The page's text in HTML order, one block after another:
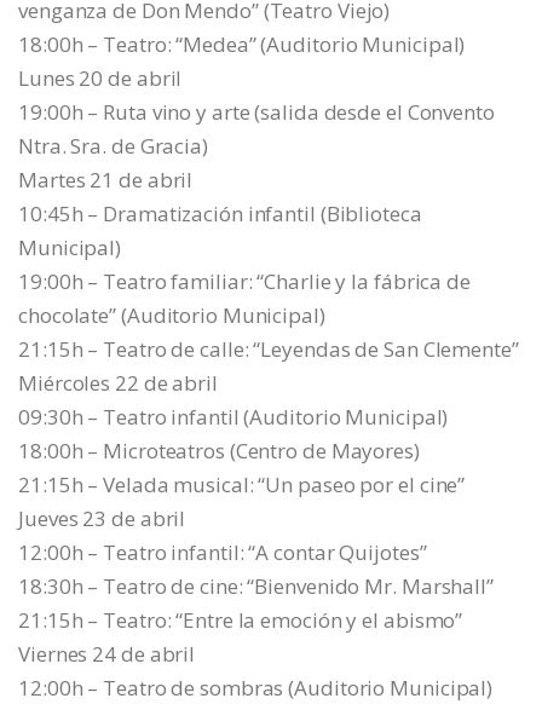
venganza de Don Mendo” (Teatro Viejo)
18:00h – Teatro: “Medea” (Auditorio Municipal)
Lunes 20 de abril
19:00h – Ruta vino y arte (salida desde el Convento
Ntra. Sra. de Gracia)
Martes 21 de abril
10:45h – Dramatización infantil (Biblioteca
Municipal)
19:00h – Teatro familiar: “Charlie y la fábrica de
chocolate” (Auditorio Municipal)
21:15h – Teatro de calle: “Leyendas de San Clemente”
Miércoles 22 de abril
09:30h – Teatro infantil (Auditorio Municipal)
18:00h – Microteatros (Centro de Mayores)
21:15h – Velada musical: “Un paseo por el cine”
Jueves 23 de abril
12:00h – Teatro infantil: “A contar Quijotes”
18:30h – Teatro de cine: “Bienvenido Mr. Marshall”
21:15h – Teatro: “Entre la emoción y el abismo”
Viernes 24 de abril
12:00h – Teatro de sombras (Auditorio Municipal)